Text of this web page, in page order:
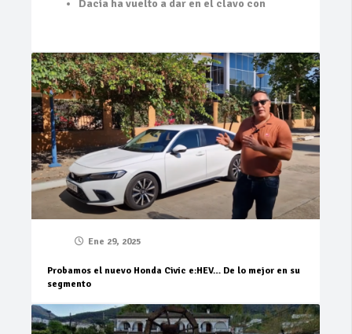
Dacia ha vuelto a dar en el clavo con
Ene 29, 2025
Probamos el nuevo Honda Civic e:HEV… De lo mejor en su
segmento